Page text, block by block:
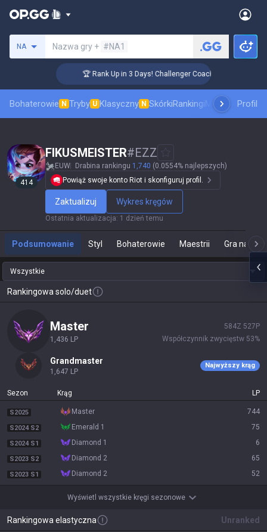
NA Nazwa gry + #NA1
🏆 Rank Up in 3 Days! Challenger Coaching
Bohaterowie N Tryby U Klasyczny N SkórkiRankingiMecze proProfil
414
FIKUSMEISTER#EZZ
EUW Drabina rankingu 1,740 (0.0554% najlepszych)
Powiąż swoje konto Riot i skonfiguruj profil.
Zaktualizuj Wykres kręgów
Ostatnia aktualizacja: 1 dzień temu
Podsumowanie Styl Bohaterowie Maestrii Gra na
Wszystkie
Rankingowa solo/duet
master
1,436 LP
584Z 527 P
Współczynnik zwycięstw 53%
grandmaster
1,647 LP
Najwyższy krąg
Sezon Krąg LP
S2025 master 744
S2024 S2 emerald 1 75
S2024 S1 diamond 1 6
S2023 S2 diamond 2 65
S2023 S1 diamond 2 52
Wyświetl wszystkie kręgi sezonowe
Rankingowa elastyczna Unranked